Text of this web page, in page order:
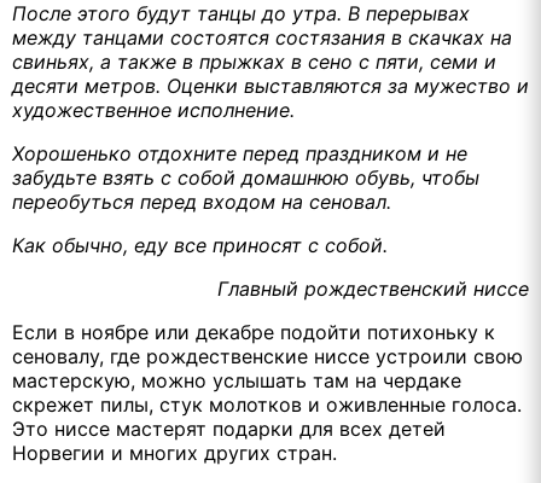
После этого будут танцы до утра. В перерывах
между танцами состоятся состязания в скачках на
свиньях, а также в прыжках в сено с пяти, семи и
десяти метров. Оценки выставляются за мужество и
художественное исполнение.
Хорошенько отдохните перед праздником и не
забудьте взять с собой домашнюю обувь, чтобы
переобуться перед входом на сеновал.
Как обычно, еду все приносят с собой.
Главный рождественский ниссе
Если в ноябре или декабре подойти потихоньку к
сеновалу, где рождественские ниссе устроили свою
мастерскую, можно услышать там на чердаке
скрежет пилы, стук молотков и оживленные голоса.
Это ниссе мастерят подарки для всех детей
Норвегии и многих других стран.